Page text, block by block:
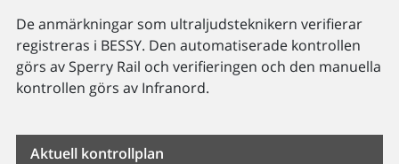
De anmärkningar som ultraljudsteknikern verifierar
registreras i BESSY. Den automatiserade kontrollen
görs av Sperry Rail och verifieringen och den manuella
kontrollen görs av Infranord.
Aktuell kontrollplan